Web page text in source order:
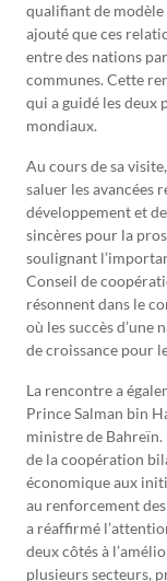
qualifiant de
ajouté que ces
entre des nations
communes. Cette
qui a guidé les deux
mondiaux.
Au cours de sa
saluer les avancées
développement et
sincères pour la
soulignant
Conseil de
résonnent dans le
où les succès
de croissance pour
La rencontre a
Prince Salman bin
ministre de Bahreïn.
de la coopération
économique aux
au renforcement
a réaffirmé
deux côtés à
plusieurs secteurs,